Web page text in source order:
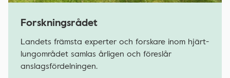
Forskningsrådet
Landets främsta experter och forskare inom hjärt-
lungområdet samlas årligen och föreslår
anslagsfördelningen.